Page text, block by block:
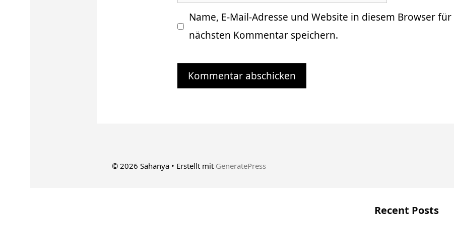
Name, E-Mail-Adresse und Website in diesem Browser
nächsten Kommentar speichern.
© 2026 Sahanya • Erstellt mit GeneratePress
Recent Posts